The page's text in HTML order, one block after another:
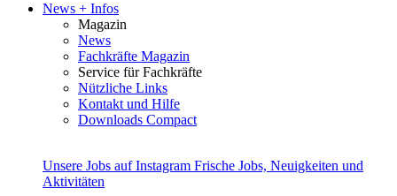
News + Infos
Magazin
News
Fachkräfte Magazin
Service für Fachkräfte
Nützliche Links
Kontakt und Hilfe
Downloads Compact
Unsere Jobs auf Instagram Frische Jobs, Neuigkeiten und
Aktivitäten